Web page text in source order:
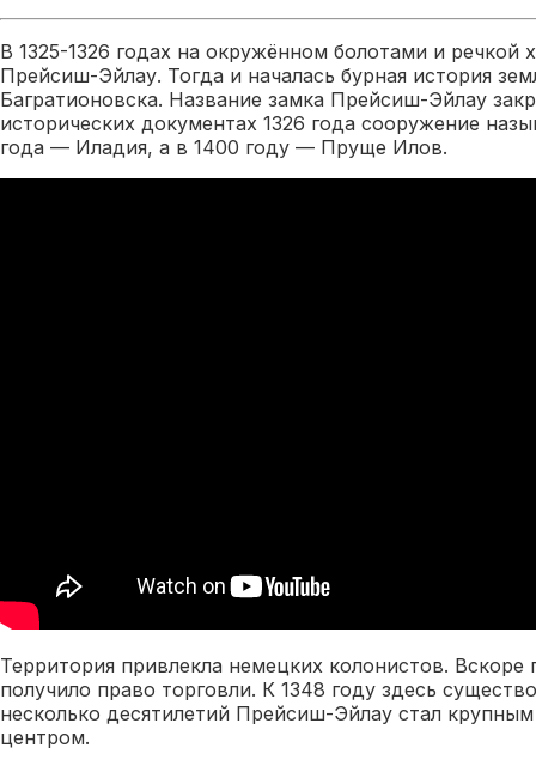
В 1325-1326 годах на окружённом болотами и речкой
Прейсиш-Эйлау. Тогда и началась бурная история
Багратионовска. Название замка Прейсиш-Эйлау
исторических документах 1326 года сооружение
года — Иладия, а в 1400 году — Пруще Илов.
Территория привлекла немецких колонистов. Вскоре
получило право торговли. К 1348 году здесь
несколько десятилетий Прейсиш-Эйлау стал
центром.